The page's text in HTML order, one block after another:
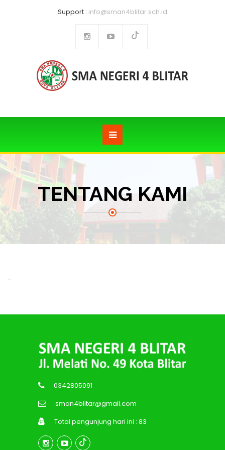
Support : info@sman4blitar.sch.id
TENTANG KAMI
-
0342805091
sman4blitar@gmail.com
Total pengunjung hari ini : 83